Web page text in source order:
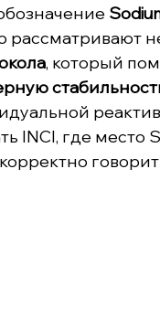
, который
INCI, где место